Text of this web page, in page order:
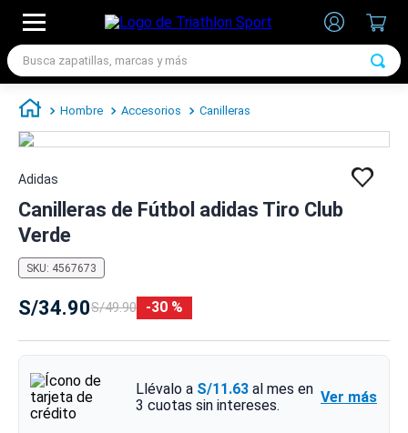
Busca zapatillas, marcas y más
Hombre Accesorios Canilleras
Adidas
Canilleras de Fútbol adidas Tiro Club
Verde
SKU: 4567673
S/34.90S/49.90 30 %
Llévalo a S/11.63 al mes en
3 cuotas sin intereses. Ver más
TÉRMINOS MÁS BUSCADOS
1.
3.
zapatillas adidas hombre
4.
zapatillas adidas mujer
6.
zapatillas nike hombre
7. zapatillas nike mujer